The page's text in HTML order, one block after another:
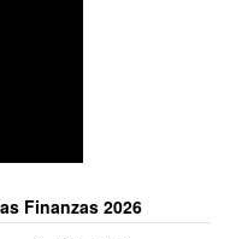
Finanzas 2026